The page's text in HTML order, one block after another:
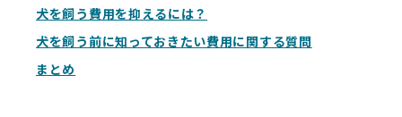
犬を飼う費用を抑えるには？
犬を飼う前に知っておきたい費用に関する質問
まとめ